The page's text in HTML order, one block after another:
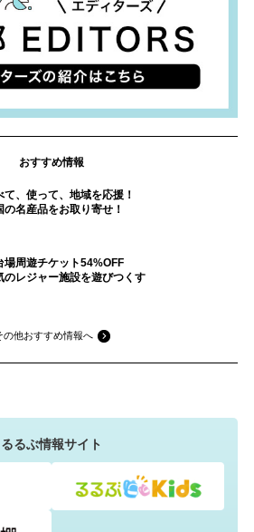
おすすめ情報
て、使って、地域を応援！
の名産品をお取り寄せ！
場周遊チケット54%OFF
のレジャー施設を遊びつくす
の他おすすめ情報へ
るるぶ情報サイト